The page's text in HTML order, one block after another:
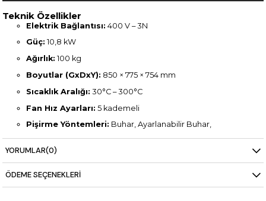
Teknik Özellikler
Elektrik Bağlantısı: 400 V – 3N
Güç: 10,8 kW
Ağırlık: 100 kg
Boyutlar (GxDxY): 850 × 775 × 754 mm
Sıcaklık Aralığı: 30°C – 300°C
Fan Hız Ayarları: 5 kademeli
Pişirme Yöntemleri: Buhar, Ayarlanabilir Buhar,
Hassas Nem Kontrolü (iDensityControl)
YORUMLAR(0)
ÖDEME SEÇENEKLERI